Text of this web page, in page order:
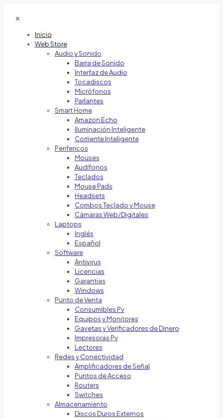
✕
Inicio
Web Store
Audio y Sonido
Barra de Sonido
Interfaz de Audio
Tocadiscos
Micrófonos
Parlantes
Smart Home
Amazon Echo
Iluminación Inteligente
Corriente Inteligente
Perifericos
Mouses
Audífonos
Teclados
Mouse Pads
Headsets
Combos Teclado y Mouse
Cámaras Web/Digitales
Laptops
Inglés
Español
Software
Antivirus
Licencias
Garantias
Windows
Punto de Venta
Consumibles Pv
Equipos y Monitores
Gavetas y Verificadores de Dinero
Impresoras Pv
Lectores
Redes y Conectividad
Amplificadores de Señal
Puntos de Acceso
Routers
Switches
Almacenamiento
Discos Duros Externos